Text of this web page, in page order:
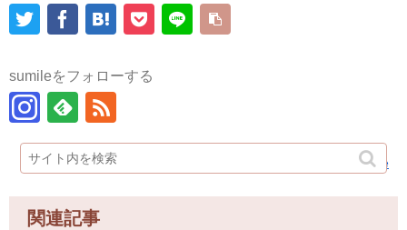
sumileをフォローする
sumile
関連記事